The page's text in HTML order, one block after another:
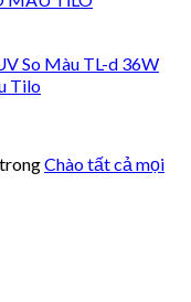
So Màu TL-d 36W
Tilo
trongChào tất cả mọi